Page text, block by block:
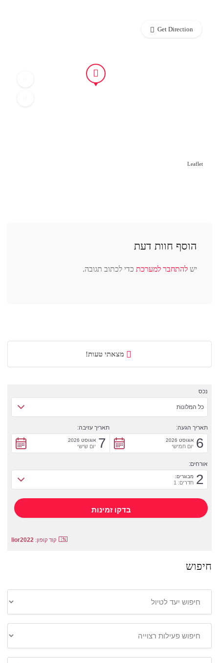
Leaflet
Get Direction
הוסף חוות דעת
יש להתחבר למערכת כדי לכתוב תגובה.
מצאתי טעות!
נכס
כל המלונות
תאריך הגעה:
6 אוגוסט 2026
יום חמישי
תאריך עזיבה:
7 אוגוסט 2026
יום שישי
אורחים:
2 מבוגרים:
חדרים: 1
קוד קופון: lior2022
חיפוש